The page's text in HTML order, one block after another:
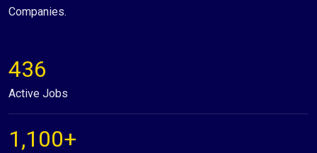
Companies.
436
Active Jobs
1,100+